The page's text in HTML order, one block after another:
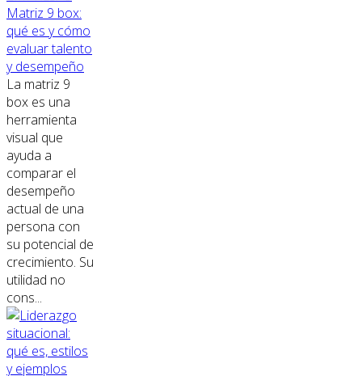
Matriz 9 box:
qué es y cómo
evaluar talento
y desempeño
La matriz 9
box es una
herramienta
visual que
ayuda a
comparar el
desempeño
actual de una
persona con
su potencial de
crecimiento. Su
utilidad no
cons...